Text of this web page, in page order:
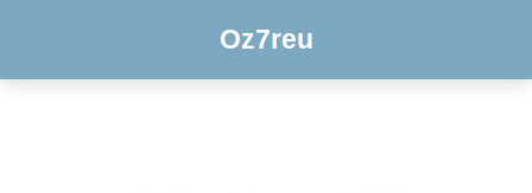
Oz7reu